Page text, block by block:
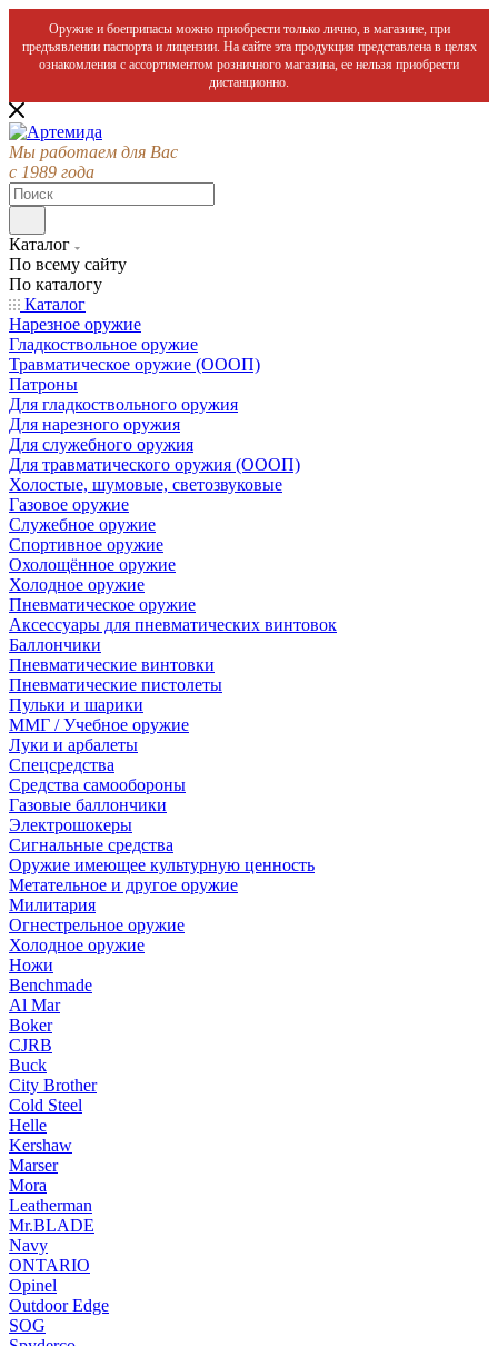
Оружие и боеприпасы можно приобрести только лично, в магазине, при
предъявлении паспорта и лицензии. На сайте эта продукция представлена в целях
ознакомления с ассортиментом розничного магазина, ее нельзя приобрести
дистанционно.
Мы работаем для Вас
с 1989 года
Каталог
По всему сайту
По каталогу
Каталог
Нарезное оружие
Гладкоствольное оружие
Травматическое оружие (ОООП)
Патроны
Для гладкоствольного оружия
Для нарезного оружия
Для служебного оружия
Для травматического оружия (ОООП)
Холостые, шумовые, светозвуковые
Газовое оружие
Служебное оружие
Спортивное оружие
Охолощённое оружие
Холодное оружие
Пневматическое оружие
Аксессуары для пневматических винтовок
Баллончики
Пневматические винтовки
Пневматические пистолеты
Пульки и шарики
ММГ / Учебное оружие
Луки и арбалеты
Спецсредства
Средства самообороны
Газовые баллончики
Электрошокеры
Сигнальные средства
Оружие имеющее культурную ценность
Метательное и другое оружие
Милитария
Огнестрельное оружие
Холодное оружие
Ножи
Benchmade
Al Mar
Boker
CJRB
Buck
City Brother
Cold Steel
Helle
Kershaw
Marser
Mora
Leatherman
Mr.BLADE
Navy
ONTARIO
Opinel
Outdoor Edge
SOG